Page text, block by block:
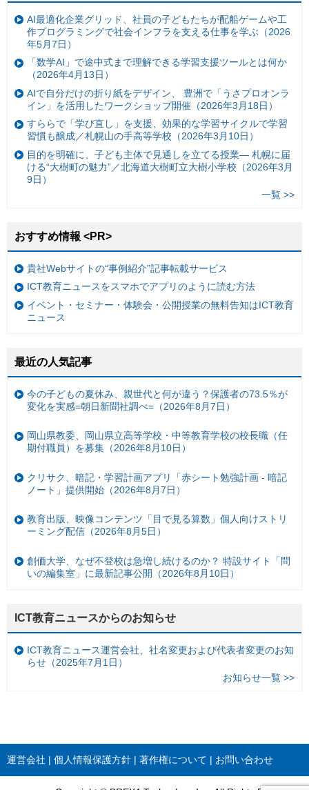
AI最適化企業グリッド、社員の子どもたちが配船ゲームや工
作プログラミングで社会インフラを支える仕事を学ぶ（2026
年5月7日）
「数学AI」で途中式まで理解できる学習支援ツールとは何か
（2026年4月13日）
AIで自分だけの折り紙をデザイン、 豊洲で「うさプロオンラ
イン」を活用したワークショップ開催（2026年3月18日）
すららで「学び直し」を支援、効果的な学習サイクルで学習
習慣も醸成／札幌山の手高等学校（2026年3月10日）
目的を明確に、子ども主体で見通しを立てる授業— 札幌に届
ける“大樹町の魅力”／北海道大樹町立大樹小学校（2026年3月
9日）
一覧 >>
おすすめ情報 <PR>
貴社Webサイトの“事例紹介”記事転載サービス
ICT教育ニュースをスマホでアプリのように読む方法
イベント・セミナー・体験会・公開授業の無料告知はICT教育
ニュース
最近の人気記事
今の子どもの夏休み、親世代と何が違う？保護者の73.5％が
変化を実感=朝日新聞社調べ=（2026年8月7日）
岡山県教委、岡山県立高等学校・中等教育学校の校長職（任
期付職員）を募集（2026年8月10日）
クリサク、暗記・学習計画アプリ「赤シート勉強計画 - 暗記
ノート」提供開始（2026年8月7日）
教育出版、映像コンテンツ「目で見る算数」個人向けストリ
ーミング配信（2026年8月5日）
創価大学、なぜ不登校は急増し続けるのか？ 特設サイト「問
いの編集室」に最新記事公開（2026年8月10日）
ICT教育ニュースからのお知らせ
ICT教育ニュース運営会社、社名変更および代表者変更のお知
らせ（2025年7月1日）
お知らせ一覧 >>
運営会社 個人情報保護方針 著作権について お問い合わせ